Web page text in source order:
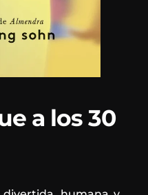
a los 30